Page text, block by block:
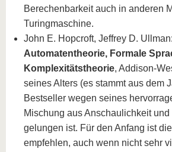
Berechenbarkeit auch in anderen
Turingmaschine.
John E. Hopcroft, Jeffrey D. Ullman:
Automatentheorie, Formale
Komplexitätstheorie, Addison-
seines Alters (es stammt aus dem
Bestseller wegen seines
Mischung aus Anschaulichkeit
gelungen ist. Für den Anfang ist
empfehlen, auch wenn nicht sehr